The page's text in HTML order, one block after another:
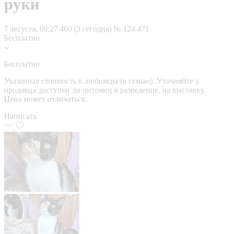
руки
7 августа, 09:27 460 (3 сегодня) № 124 471
Бесплатно
Бесплатно
Указанная стоимость в любимцы (в семью). Уточняйте у
продавца доступен ли питомец в разведение, на выставку.
Цена может отличаться.
Написать